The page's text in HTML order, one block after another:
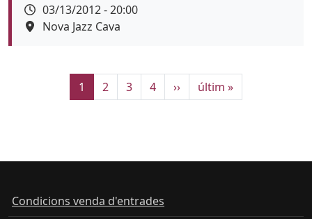
Data
03/13/2012 - 20:00
Espai
Nova Jazz Cava
Current page
1 Page
2 Page
3 Page
4 Next page
›› Last page
últim »
Condicions venda d'entrades